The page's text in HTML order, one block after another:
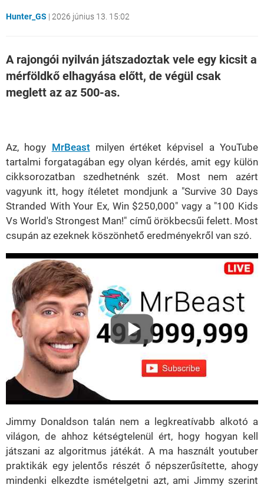
Hunter_GS | 2026 június 13. 15:02
A rajongói nyilván játszadoztak vele egy kicsit a
mérföldkő elhagyása előtt, de végül csak
meglett az az 500-as.
Az, hogy MrBeastmilyen értéket képvisel a YouTube
tartalmi forgatagában egy olyan kérdés, amit egy külön
cikksorozatban szedhetnénk szét. Most nem azért
vagyunk itt, hogy ítéletet mondjunk a "Survive 30 Days
Stranded With Your Ex, Win $250,000" vagy a "100 Kids
Vs World's Strongest Man!" című örökbecsűi felett. Most
csupán az ezeknek köszönhető eredményekről van szó.
Jimmy Donaldson talán nem a legkreatívabb alkotó a
világon, de ahhoz kétségtelenül ért, hogy hogyan kell
játszani az algoritmus játékát. A ma használt youtuber
praktikák egy jelentős részét ő népszerűsítette, ahogy
mindenki elkezdte ismételgetni azt, ami Jimmy szerint